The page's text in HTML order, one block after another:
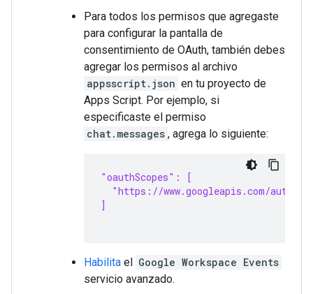
Para todos los permisos que agregaste
para configurar la pantalla de
consentimiento de OAuth, también debes
agregar los permisos al archivo
appsscript.json en tu proyecto de
Apps Script. Por ejemplo, si
especificaste el permiso
chat.messages , agrega lo siguiente:
"oauthScopes": [
"https://www.googleapis.com/auth/
]
Habilita el Google Workspace Events
servicio avanzado.